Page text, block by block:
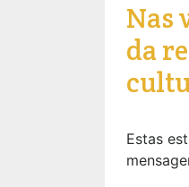
Nas
da
Estas